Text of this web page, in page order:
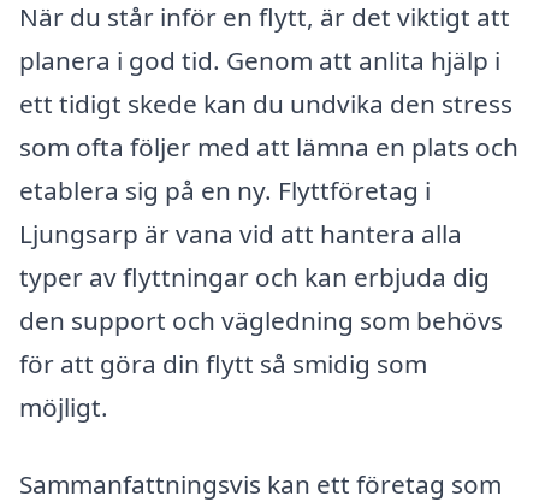
När du står inför en flytt, är det viktigt att
planera i god tid. Genom att anlita hjälp i
ett tidigt skede kan du undvika den stress
som ofta följer med att lämna en plats och
etablera sig på en ny. Flyttföretag i
Ljungsarp är vana vid att hantera alla
typer av flyttningar och kan erbjuda dig
den support och vägledning som behövs
för att göra din flytt så smidig som
möjligt.
Sammanfattningsvis kan ett företag som